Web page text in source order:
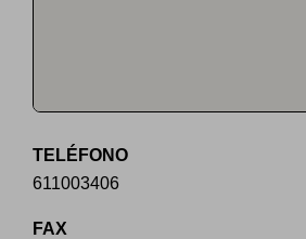
TELÉFONO
611003406
FAX